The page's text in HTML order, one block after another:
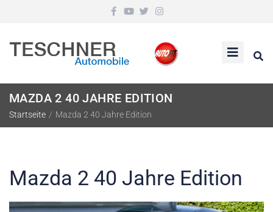
MAZDA 2 40 JAHRE EDITION
Startseite / Mazda 2 40 Jahre Edition
Mazda 2 40 Jahre Edition